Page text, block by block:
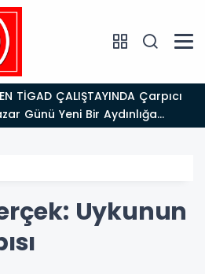
Günü Yeni Bir Aydınlığa
Uykunun